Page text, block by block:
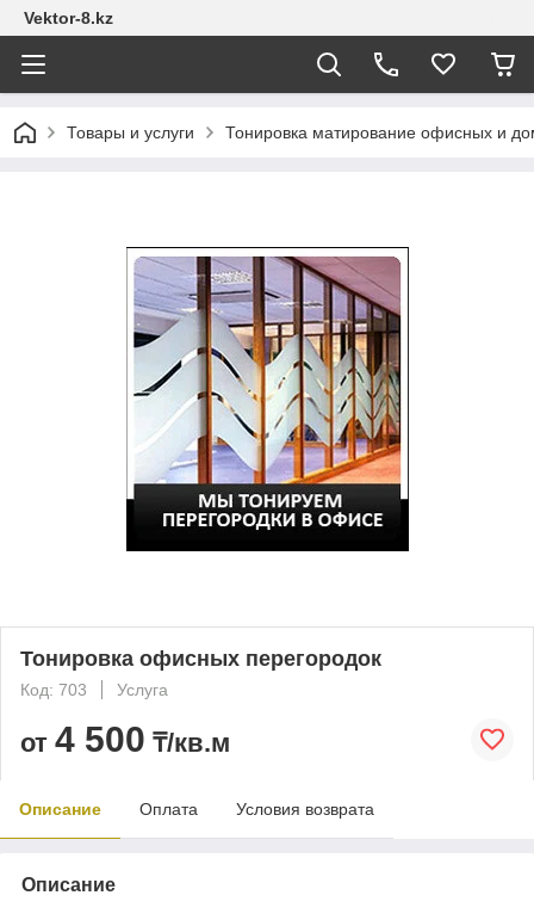
Vektor-8.kz
Товары и услуги Тонировка матирование офисных и
Тонировка офисных перегородок
Код: 703 Услуга
от 4 500 ₸/кв.м
Описание Оплата Условия возврата
Описание